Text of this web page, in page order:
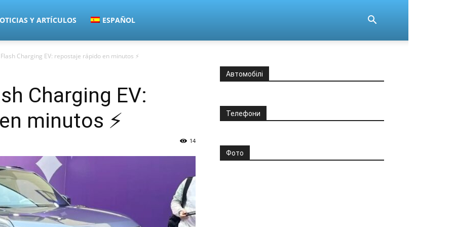
Y ARTÍCULOS ESPAÑOL
Charging EV: repostaje rápido en minutos ⚡
Charging EV:
minutos ⚡
14
Автомобілі
Телефони
Фото